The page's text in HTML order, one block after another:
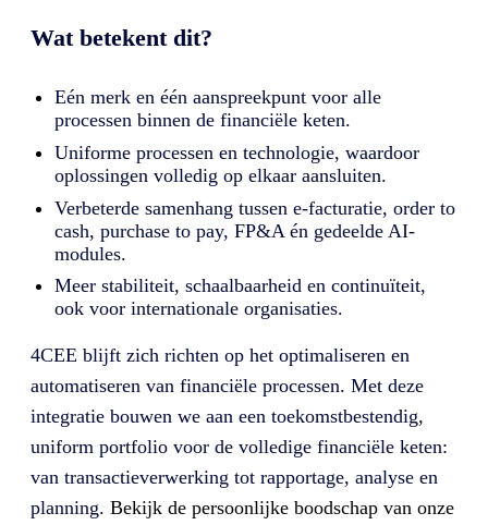
Wat betekent dit?
Eén merk en één aanspreekpunt voor alle
processen binnen de financiële keten.
Uniforme processen en technologie, waardoor
oplossingen volledig op elkaar aansluiten.
Verbeterde samenhang tussen e-facturatie, order to
cash, purchase to pay, FP&A én gedeelde AI-
modules.
Meer stabiliteit, schaalbaarheid en continuïteit,
ook voor internationale organisaties.
4CEE blijft zich richten op het optimaliseren en
automatiseren van financiële processen. Met deze
integratie bouwen we aan een toekomstbestendig,
uniform portfolio voor de volledige financiële keten:
van transactieverwerking tot rapportage, analyse en
planning. Bekijk de persoonlijke boodschap van onze